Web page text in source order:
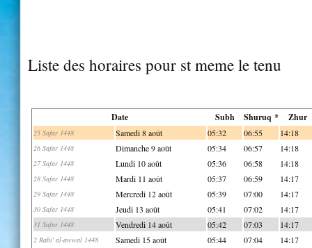
Liste des horaires pour st meme le tenu
Date Subh Shuruq * Zhur
25 Safar 1448 Samedi 8 août 05:32 06:55 14:18
26 Safar 1448 Dimanche 9 août 05:34 06:57 14:18
27 Safar 1448 Lundi 10 août 05:36 06:58 14:18
28 Safar 1448 Mardi 11 août 05:37 06:59 14:17
29 Safar 1448 Mercredi 12 août 05:39 07:00 14:17
30 Safar 1448 Jeudi 13 août 05:41 07:02 14:17
31 Safar 1448 Vendredi 14 août 05:42 07:03 14:17
2 Rabi' al-awwal 1448 Samedi 15 août 05:44 07:04 14:17